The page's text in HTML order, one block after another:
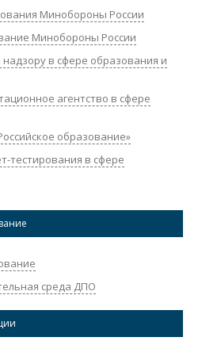
Минобороны России
Минобороны России
в сфере образования и
агентство в сфере
образование»
тестирования в сфере
среда ДПО